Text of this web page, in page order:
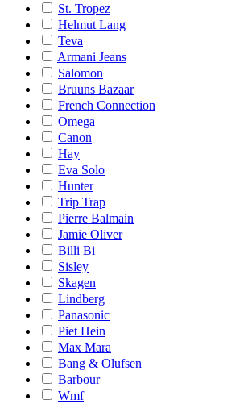
St. Tropez
Helmut Lang
Teva
Armani Jeans
Salomon
Bruuns Bazaar
French Connection
Omega
Canon
Hay
Eva Solo
Hunter
Trip Trap
Pierre Balmain
Jamie Oliver
Billi Bi
Sisley
Skagen
Lindberg
Panasonic
Piet Hein
Max Mara
Bang & Olufsen
Barbour
Wmf